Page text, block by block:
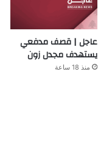
عاجل | قصف مدفعي
يستهدف مجدل زون
منذ 18 ساعة